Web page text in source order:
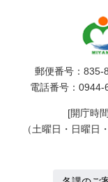
郵便番号：
電話番号：
[開庁時
（土曜日・日曜日